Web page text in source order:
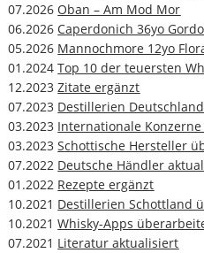
07.2026 Oban – Am Mod Mor
06.2026 Caperdonich 36yo
05.2026 Mannochmore 12yo
01.2024Top 10 der teuersten
12.2023Zitate ergänzt
07.2023 Destillerien
03.2023 Internationale
03.2023Schottische Hersteller
07.2022 Deutsche Händler
01.2022 Rezepte ergänzt
10.2021 Destillerien Schottland
10.2021Whisky-Apps
07.2021 Literatur aktualisiert